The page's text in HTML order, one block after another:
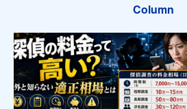
Column